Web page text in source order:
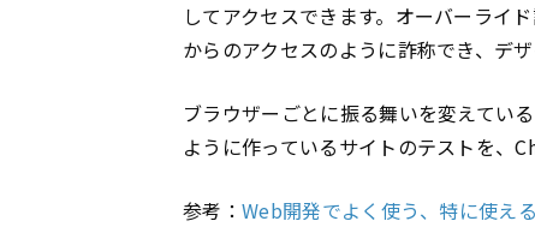
してアクセスできます。オーバーライ
からのアクセスのように詐称でき、デ
ブラウザーごとに振る舞いを変えてい
ように作っているサイトのテストを、
参考： Web開発でよく使う、特に使